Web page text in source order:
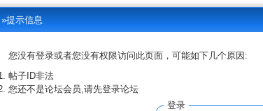
»提示信息
您没有登录或者您没有权限访问此页面，可能如下几个原因:
帖子ID非法
您还不是论坛会员,请先登录论坛
登录